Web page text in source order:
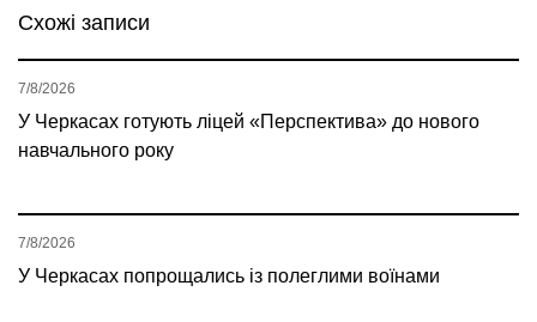
Схожі записи
У Черкасах готують ліцей «Перспектива» до нового
навчального року
7/8/2026
У Черкасах попрощались із полеглими воїнами
7/8/2026